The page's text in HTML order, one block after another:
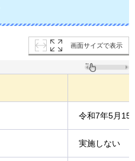
画面サイズで表示
令和7年5月15
実施しない